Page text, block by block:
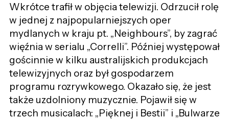
Wkrótce trafił w objęcia telewizji. Odrzucił rolę
w jednej z najpopularniejszych oper
mydlanych w kraju pt. „Neighbours”, by zagrać
więźnia w serialu „Correlli”. Później występował
gościnnie w kilku australijskich produkcjach
telewizyjnych oraz był gospodarzem
programu rozrywkowego. Okazało się, że jest
także uzdolniony muzycznie. Pojawił się w
trzech musicalach: „Pięknej i Bestii” i „Bulwarze